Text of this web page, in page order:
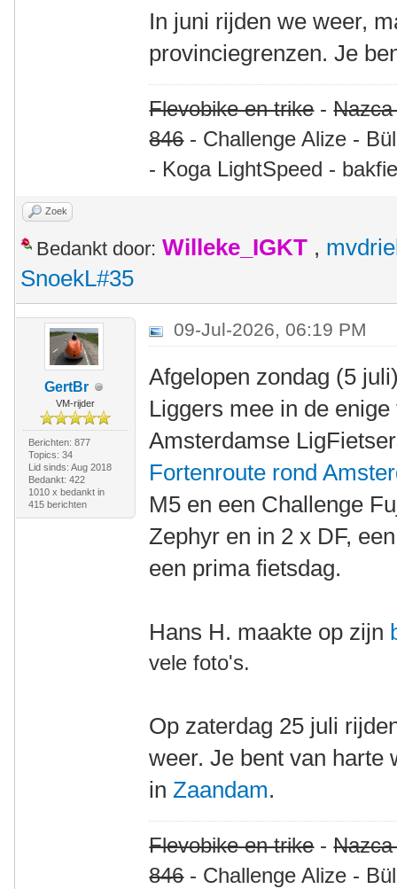
In juni rijden we weer,
provinciegrenzen. Je
Flevobike en trike-
846- Challenge Alize -
- Koga LightSpeed -
Zoek
Bedankt door: Willeke_IGKT ,
SnoekL#35
GertBr
VM-rijder
Berichten: 877
Topics: 34
Lid sinds: Aug 2018
Bedankt: 422
1010 x bedankt in
415 berichten
09-Jul-2026, 06:19 PM
Afgelopen zondag (5
Liggers mee in de
Amsterdamse
Fortenroute rond
M5 en een Challenge
Zephyr en in 2 x DF,
een prima fietsdag.
Hans H. maakte op zijn
vele foto's.
Op zaterdag 25 juli
weer. Je bent van harte
inZaandam.
Flevobike en trike-
846- Challenge Alize -